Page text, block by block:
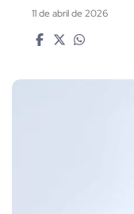
11 de abril de 2026